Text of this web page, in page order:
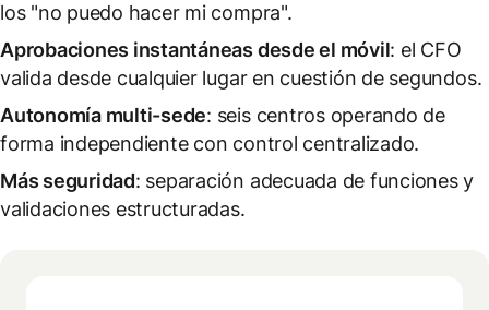
los "no puedo hacer mi compra".
Aprobaciones instantáneas desde el móvil: el CFO
valida desde cualquier lugar en cuestión de segundos.
Autonomía multi-sede: seis centros operando de
forma independiente con control centralizado.
Más seguridad: separación adecuada de funciones y
validaciones estructuradas.